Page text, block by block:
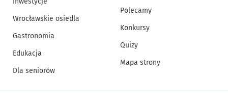
Wrocławskie osiedla
Gastronomia
Edukacja
Dla seniorów
Polecamy
Konkursy
Quizy
Mapa strony